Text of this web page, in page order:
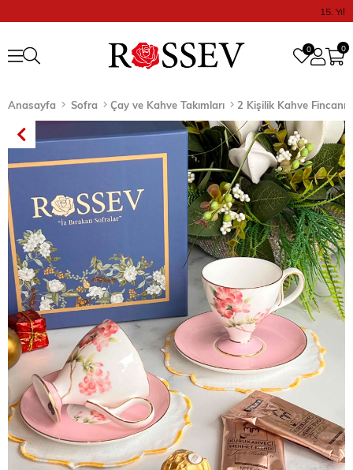
15. Yıl
0
0
Anasayfa Sofra Çay ve Kahve Takımları 2 Kişilik Kahve Fincanı